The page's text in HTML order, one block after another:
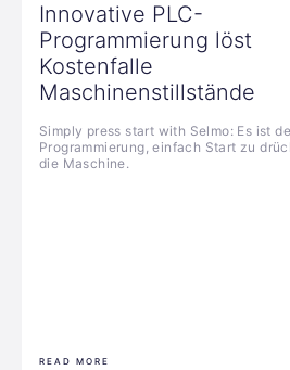
Innovative PLC-
Programmierung löst
Kostenfalle
Maschinenstillstände
Simply press start with Selmo: Es ist
Programmierung, einfach Start zu
die Maschine.
READ MORE